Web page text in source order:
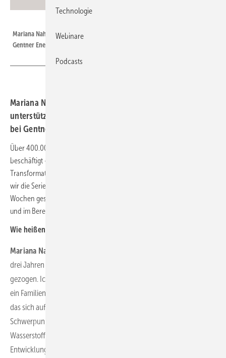
Mariana Nahirna, international Sales and Development Manager bei
Gentner Energy Media.
Mariana Nahirna stammt aus der Ukraine. Jetzt
unterstützt sie die Transformation des Energiesystems
bei Gentner Energy Media.
Über 400.000 Menschen sind im Bereich der erneuerbaren Energien
beschäftigt – und es müssen noch viel mehr werden, damit wir die
Transformation des Energiesystems meistern können. Darum haben
wir die Serie „Erneuerbare brauchen Zuwanderung“ vor ein paar
Wochen gestartet. Wenn auch Sie einen Migrationshintergrund haben
und im Bereich der Erneuerbaren tätig sind,
Wie heißen Sie und wie lange leben Sie schon in Deutschland?
Mariana Nahirna
drei Jahren wegen des Krieges in der Ukraine nach Deutschland
gezogen. Ich bin stolz darauf, für Gentner Energy Media zu arbeiten,
ein Familienunternehmen mit einer fast 100-jährigen Geschichte,
das sich auf die Entwicklung führender Medienplattformen mit
Schwerpunkt auf erneuerbaren Energien wie Wind, Sonne und
Wasserstoff spezialisiert hat. Zu meinen Aufgaben gehört die
Entwicklung von Werbeinstrumenten für unsere auf Wasserstoff
Technologie
Webinare
Podcasts